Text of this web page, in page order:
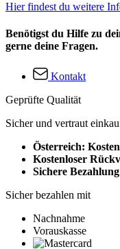
Hier findest du weitere
Benötigst du Hilfe zu
gerne deine Fragen.
Kontakt
Geprüfte Qualität
Sicher und vertraut
Österreich:
Kostenloser
Sichere Bezahlung
Sicher bezahlen mit
Nachnahme
Vorauskasse